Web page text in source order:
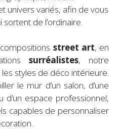
univers variés, afin de vous
de l’ordinaire.
street art, en
surréalistes, notre
styles de déco intérieure.
le mur d’un salon, d’une
d’un espace professionnel,
capables de personnaliser